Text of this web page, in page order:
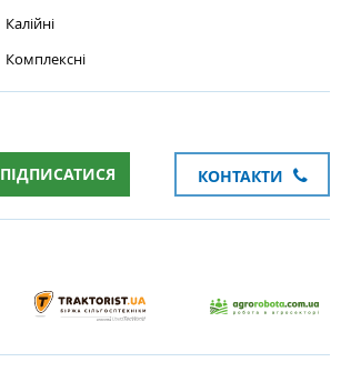
Калійні
Комплексні
ПІДПИСАТИСЯ КОНТАКТИ